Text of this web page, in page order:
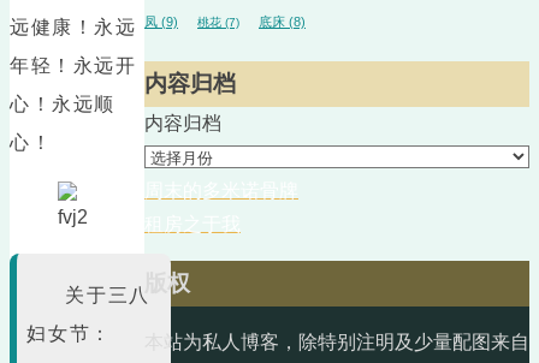
远健康！永远
年轻！永远开
心！永远顺
心！
关于三八
妇女节：
凤 (9) 桃花 (7) 底床 (8)
内容归档
内容归档
版权
本站为私人博客，除特别注明及少量配图来自